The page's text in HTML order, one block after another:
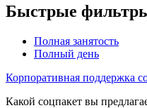
Быстрые
Полная занятость
Полный день
Корпоративная поддержка
Какой соцпакет вы